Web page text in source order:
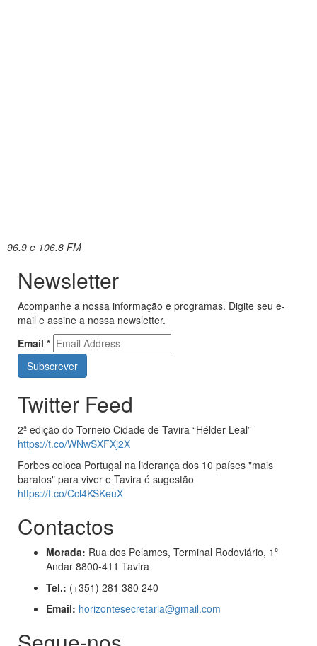
96.9 e 106.8 FM
Newsletter
Acompanhe a nossa informação e programas. Digite seu e-
mail e assine a nossa newsletter.
Email *
Twitter Feed
2ª edição do Torneio Cidade de Tavira “Hélder Leal”
https://t.co/WNwSXFXj2X
Forbes coloca Portugal na liderança dos 10 países "mais
baratos" para viver e Tavira é sugestão
https://t.co/Ccl4KSKeuX
Contactos
Morada: Rua dos Pelames, Terminal Rodoviário, 1º
Andar 8800-411 Tavira
Tel.: (+351) 281 380 240
Email: horizontesecretaria@gmail.com